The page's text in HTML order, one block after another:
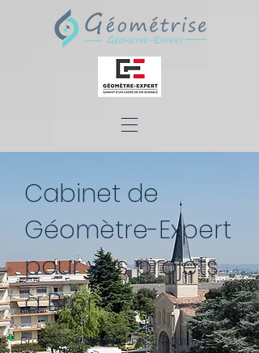
Cabinet de
Géomètre-Expert
pour vos projets
à Bron
Bron est une ville en constante